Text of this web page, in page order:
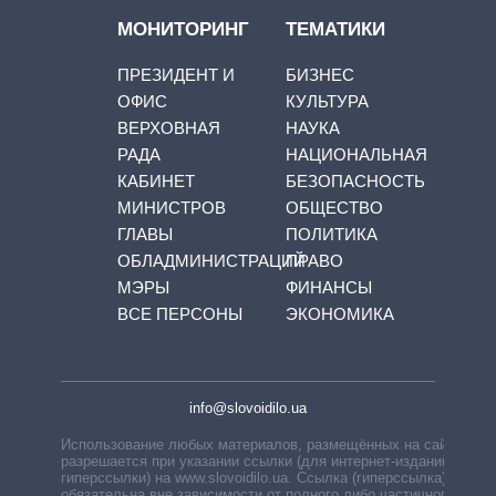
МОНИТОРИНГ
ПРЕЗИДЕНТ И
ОФИС
ВЕРХОВНАЯ
РАДА
КАБИНЕТ
МИНИСТРОВ
ГЛАВЫ
ОБЛАДМИНИСТРАЦИЙ
МЭРЫ
ВСЕ ПЕРСОНЫ
ТЕМАТИКИ
БИЗНЕС
КУЛЬТУРА
НАУКА
НАЦИОНАЛЬНАЯ
БЕЗОПАСНОСТЬ
ОБЩЕСТВО
ПОЛИТИКА
ПРАВО
ФИНАНСЫ
ЭКОНОМИКА
info@slovoidilo.ua
Использование любых материалов, размещённых на сайте,
разрешается при указании ссылки (для интернет-изданий —
гиперссылки) на www.slovoidilo.ua. Ссылка (гиперссылка)